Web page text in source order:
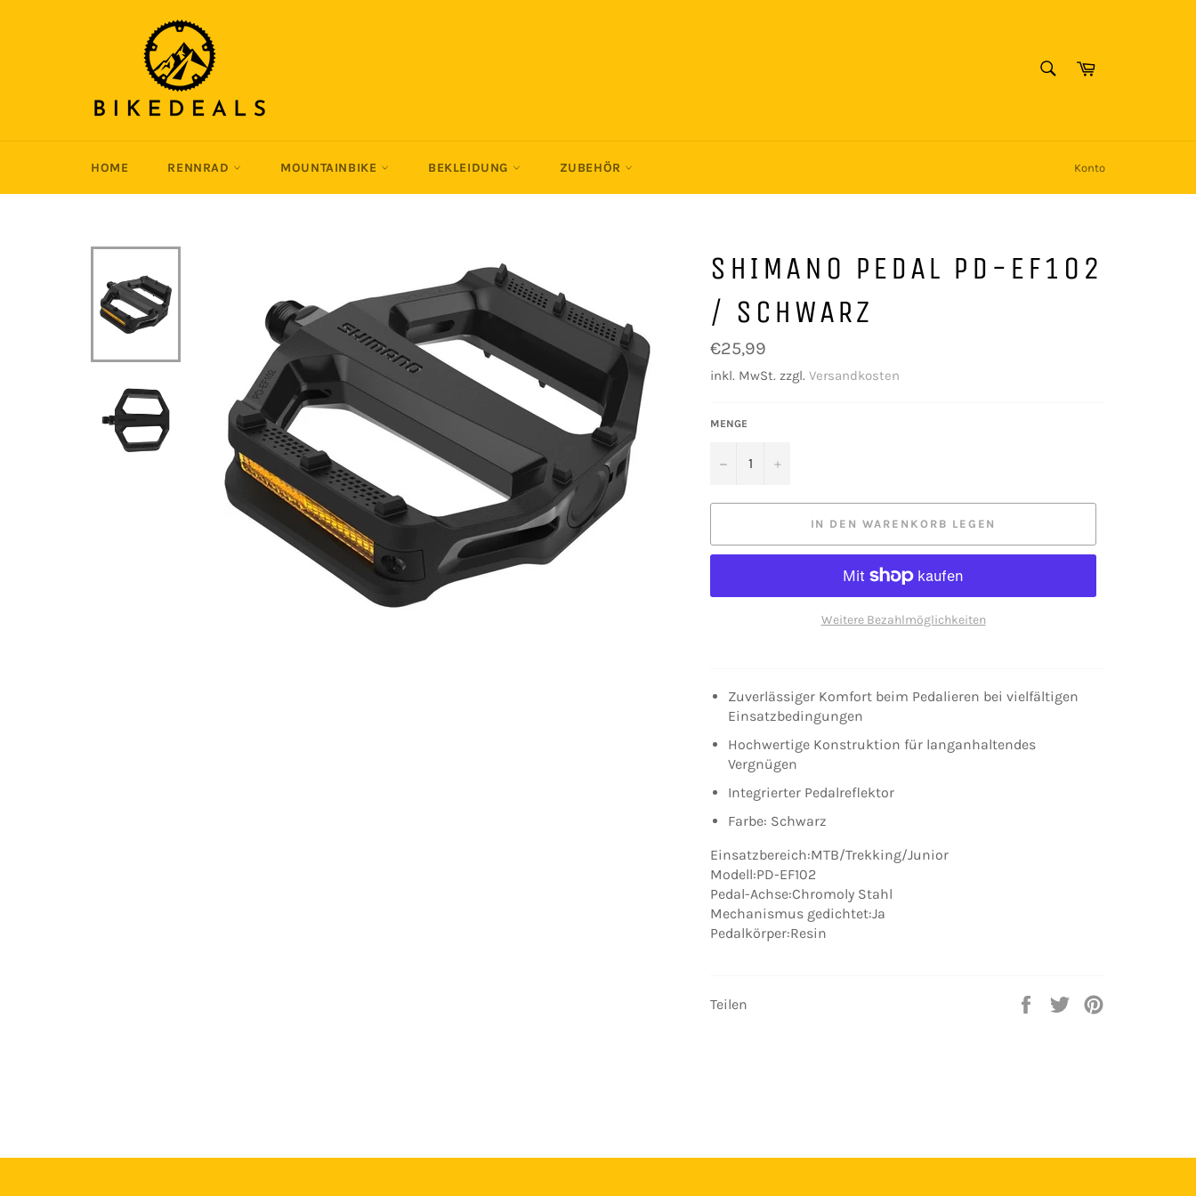
Warenkorb
HOME RENNRAD MOUNTAINBIKE BEKLEIDUNG ZUBEHÖR Konto
SHIMANO PEDAL PD-EF102
/ SCHWARZ
Normaler
Preis
€25,99
inkl. MwSt. zzgl. Versandkosten
MENGE
− +
IN DEN WARENKORB LEGEN
Weitere Bezahlmöglichkeiten
Zuverlässiger Komfort beim Pedalieren bei vielfältigen
Einsatzbedingungen
Hochwertige Konstruktion für langanhaltendes
Vergnügen
Integrierter Pedalreflektor
Farbe: Schwarz
Einsatzbereich:MTB/Trekking/Junior
Modell:PD-EF102
Pedal-Achse:Chromoly Stahl
Mechanismus gedichtet:Ja
Pedalkörper:Resin
Teilen
Auf
Auf